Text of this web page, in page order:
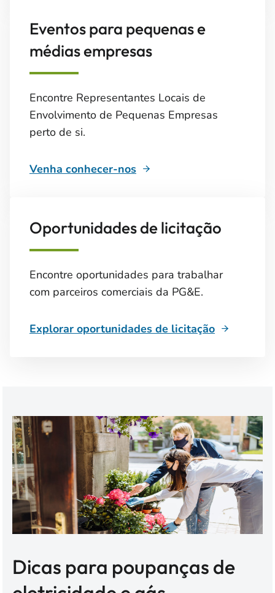
Eventos para pequenas e
médias empresas
Encontre Representantes Locais de
Envolvimento de Pequenas Empresas
perto de si.
Venha conhecer-nos
Oportunidades de licitação
Encontre oportunidades para trabalhar
com parceiros comerciais da PG&E.
Explorar oportunidades de licitação
Dicas para poupanças de